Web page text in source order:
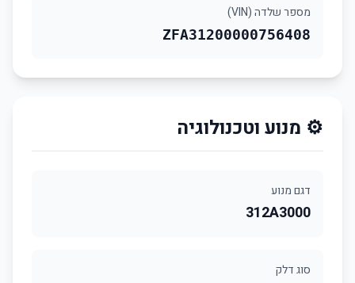
מספר שלדה (VIN)
ZFA31200000756408
⚙️ מנוע וטכנולוגיה
דגם מנוע
312A3000
סוג דלק